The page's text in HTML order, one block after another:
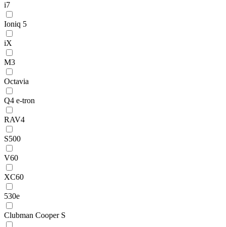
i7
Ioniq 5
iX
M3
Octavia
Q4 e-tron
RAV4
S500
V60
XC60
530e
Clubman Cooper S